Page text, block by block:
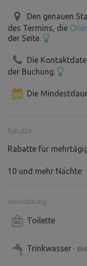
Beide
"gemeinsame
Den genauen
des Termins, die
der Seite.
Die
der Buchung.
Die
Rabatte
Rabatte für
10 und mehr Nächte:
Ausstattung
Toilette
Trinkwasser -